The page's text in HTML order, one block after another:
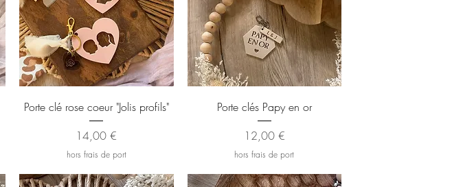
Aperçu rapide
Porte clé rose coeur "Jolis profils"
Prix
14,00 €
hors frais de port
Aperçu rapide
Porte clés Papy en or
Prix
12,00 €
hors frais de port